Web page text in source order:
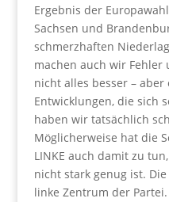
Ergebnis der
Sachsen und
schmerzhaften
machen auch wir Fehler
nicht alles besser –
Entwicklungen, die sich
haben wir tatsächlich
Möglicherweise hat die
LINKE auch damit zu
nicht stark genug ist.
linke Zentrum der